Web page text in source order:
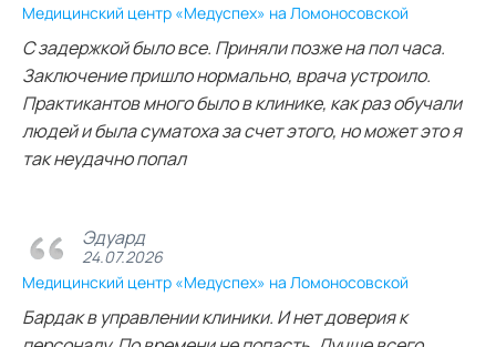
Медицинский центр «Медуспех» на Ломоносовской
С задержкой было все. Приняли позже на пол часа.
Заключение пришло нормально, врача устроило.
Практикантов много было в клинике, как раз обучали
людей и была суматоха за счет этого, но может это я
так неудачно попал
Эдуард
24.07.2026
Медицинский центр «Медуспех» на Ломоносовской
Бардак в управлении клиники. И нет доверия к